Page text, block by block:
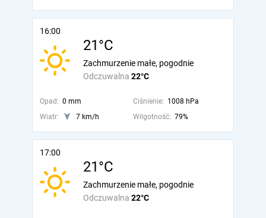
16:00
21°C
Odczuwalna 22°C
Zachmurzenie małe, pogodnie
Opad: 0 mm Ciśnienie: 1008 hPa
Wiatr:
7 km/h Wilgotność: 79%
17:00
21°C
Odczuwalna 22°C
Zachmurzenie małe, pogodnie